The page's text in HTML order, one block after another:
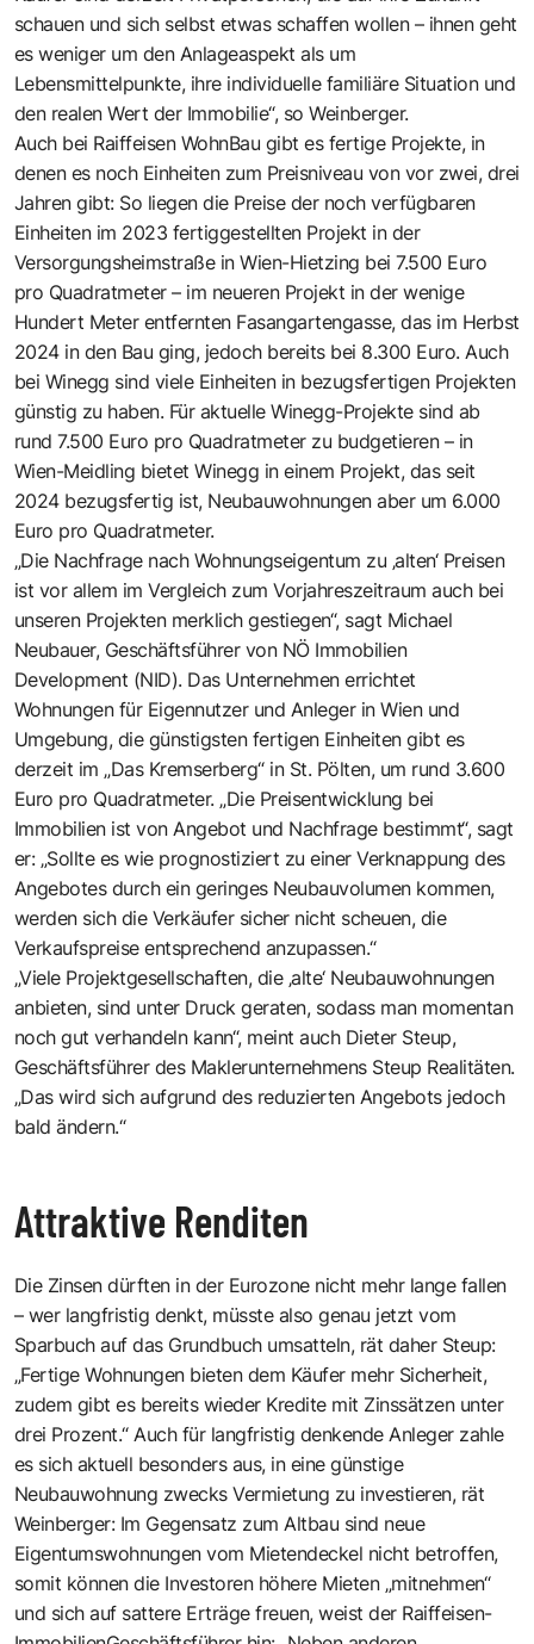
schauen und sich selbst etwas schaffen wollen – ihnen geht
es weniger um den Anlageaspekt als um
Lebensmittelpunkte, ihre individuelle familiäre Situation und
den realen Wert der Immobilie“, so Weinberger.
Auch bei Raiffeisen WohnBau gibt es fertige Projekte, in
denen es noch Einheiten zum Preisniveau von vor zwei, drei
Jahren gibt: So liegen die Preise der noch verfügbaren
Einheiten im 2023 fertiggestellten Projekt in der
Versorgungsheimstraße in Wien-Hietzing bei 7.500 Euro
pro Quadratmeter – im neueren Projekt in der wenige
Hundert Meter entfernten Fasangartengasse, das im Herbst
2024 in den Bau ging, jedoch bereits bei 8.300 Euro. Auch
bei Winegg sind viele Einheiten in bezugsfertigen Projekten
günstig zu haben. Für aktuelle Winegg-Projekte sind ab
rund 7.500 Euro pro Quadratmeter zu budgetieren – in
Wien-Meidling bietet Winegg in einem Projekt, das seit
2024 bezugsfertig ist, Neubauwohnungen aber um 6.000
Euro pro Quadratmeter.
„Die Nachfrage nach Wohnungseigentum zu ‚alten‘ Preisen
ist vor allem im Vergleich zum Vorjahreszeitraum auch bei
unseren Projekten merklich gestiegen“, sagt Michael
Neubauer, Geschäftsführer von NÖ Immobilien
Development (NID). Das Unternehmen errichtet
Wohnungen für Eigennutzer und Anleger in Wien und
Umgebung, die günstigsten fertigen Einheiten gibt es
derzeit im „Das Kremserberg“ in St. Pölten, um rund 3.600
Euro pro Quadratmeter. „Die Preisentwicklung bei
Immobilien ist von Angebot und Nachfrage bestimmt“, sagt
er: „Sollte es wie prognostiziert zu einer Verknappung des
Angebotes durch ein geringes Neubauvolumen kommen,
werden sich die Verkäufer sicher nicht scheuen, die
Verkaufspreise entsprechend anzupassen.“
„Viele Projektgesellschaften, die ‚alte‘ Neubauwohnungen
anbieten, sind unter Druck geraten, sodass man momentan
noch gut verhandeln kann“, meint auch Dieter Steup,
Geschäftsführer des Maklerunternehmens Steup Realitäten.
„Das wird sich aufgrund des reduzierten Angebots jedoch
bald ändern.“
Attraktive Renditen
Die Zinsen dürften in der Eurozone nicht mehr lange fallen
– wer langfristig denkt, müsste also genau jetzt vom
Sparbuch auf das Grundbuch umsatteln, rät daher Steup:
„Fertige Wohnungen bieten dem Käufer mehr Sicherheit,
zudem gibt es bereits wieder Kredite mit Zinssätzen unter
drei Prozent.“ Auch für langfristig denkende Anleger zahle
es sich aktuell besonders aus, in eine günstige
Neubauwohnung zwecks Vermietung zu investieren, rät
Weinberger: Im Gegensatz zum Altbau sind neue
Eigentumswohnungen vom Mietendeckel nicht betroffen,
somit können die Investoren höhere Mieten „mitnehmen“
und sich auf sattere Erträge freuen, weist der Raiffeisen-